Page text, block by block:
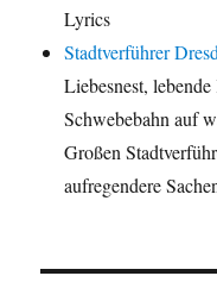
Lyrics
Stadtverführer
Liebesnest,
Schwebebahn auf
Großen
aufregendere